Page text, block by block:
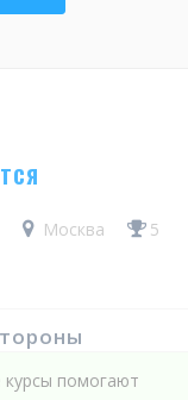
Москва
5
курсы помогают